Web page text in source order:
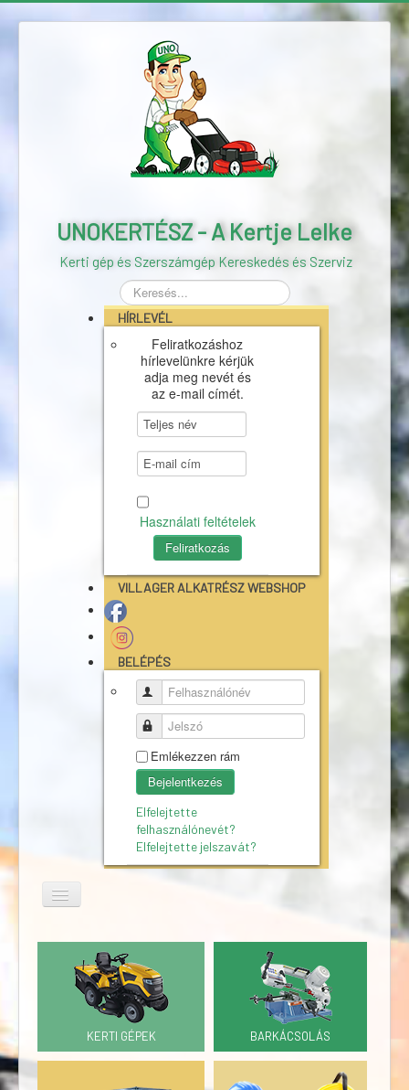
UNOKERTÉSZ - A Kertje Lelke
Kerti gép és Szerszámgép Kereskedés és Szerviz
Keresés...
HÍRLEVÉL
Feliratkozáshoz
hírlevelünkre kérjük
adja meg nevét és
az e-mail címét.
Használati feltételek
VILLAGER ALKATRÉSZ WEBSHOP
BELÉPÉS
Felhasználónév
Jelszó
Emlékezzen rám
Bejelentkezés
Elfelejtette
felhasználónevét?
Elfelejtette jelszavát?
KERTI GÉPEK BARKÁCSOLÁS